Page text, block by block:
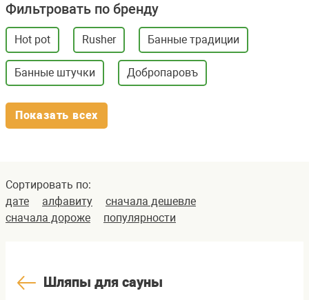
Фильтровать по бренду
Hot pot Rusher Банные традиции
Банные штучки Добропаровъ
Показать всех
Сортировать по:
дате
алфавиту
сначала дешевле
сначала дороже
популярности
Шляпы для сауны